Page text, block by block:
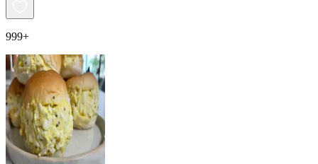
999+